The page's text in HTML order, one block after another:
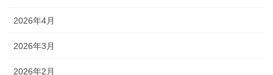
2026年4月
2026年3月
2026年2月